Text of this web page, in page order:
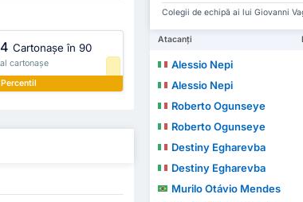
Cartonașe în 90
cartonașe
Colegii de echipă ai lui Giovanni
Atacanți
Alessio Nepi
Alessio Nepi
Roberto Ogunseye
Roberto Ogunseye
Destiny Egharevba
Destiny Egharevba
Murilo Otávio Mendes